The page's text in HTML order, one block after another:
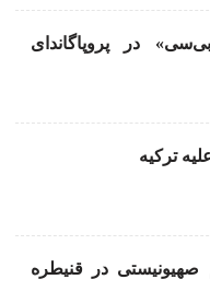
در پروپاگاندای
ترکیه
صهیونیستی در قنیطره